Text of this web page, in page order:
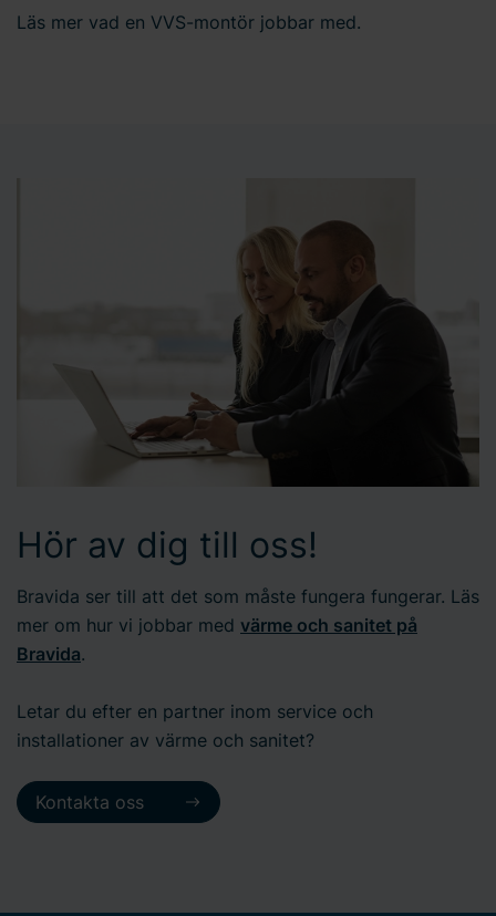
Läs mer vad en VVS-montör jobbar med.
Hör av dig till oss!
Bravida ser till att det som måste fungera fungerar. Läs
mer om hur vi jobbar med värme och sanitet på
Bravida.
Letar du efter en partner inom service och
installationer av värme och sanitet?
Kontakta oss